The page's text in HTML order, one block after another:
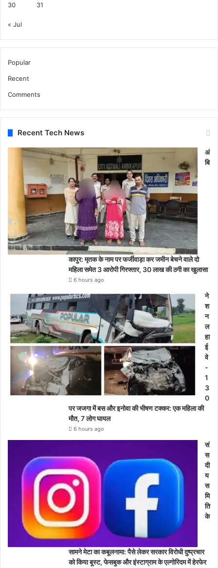
30
31
« Jul
Popular
Recent
Comments
Recent Tech News
अं
बि
कापुर: मृतक के नाम पर फर्जीवाड़ा कर जमीन बेचने वाले दो
महिला समेत 3 आरोपी गिरफ्तार, 30 लाख की ठगी का खुलासा
6 hours ago
ने
श
न
ल
हा
ई
वे
-
1
3
0
पर जजगा में बस और इनोवा की भीषण टक्कर: एक महिला की
मौत, 7 लोग घायल
6 hours ago
सं
स
दी
य
स
मि
ति
के
सामने मेटा का कबूलनामा: पैसे लेकर सरकार विरोधी दुष्प्रचार
को किया बूस्ट, फेसबुक और इंस्टाग्राम के एल्गोरिदम में हेरफेर